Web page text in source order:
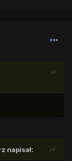
napisał: